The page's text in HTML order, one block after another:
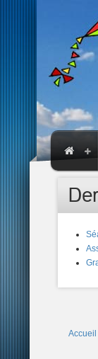
Accueil